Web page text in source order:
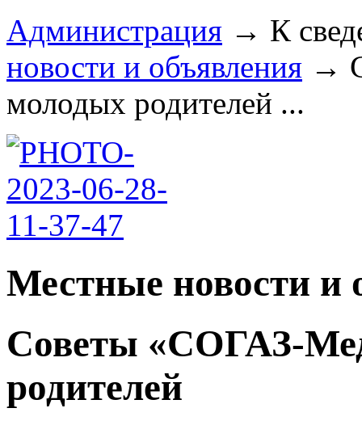
Администрация → К
новости и объявления →
молодых родителей ...
Местные новости и
Советы «СОГАЗ-
родителей